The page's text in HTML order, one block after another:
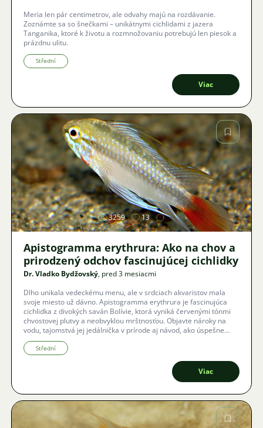
Meria len pár centimetrov, ale odvahy majú na rozdávanie.
Zoznámte sa so šnečkami – unikátnymi cichlidami z jazera
Tanganika, ktoré k životu a rozmnožovaniu potrebujú len piesok a
prázdnu ulitu.
Střední
Viac
Obrázok
3259 13
Apistogramma erythrura: Ako na chov a
prirodzený odchov fascinujúcej cichlidky
Dr. Vladko Bydžovský, pred 3 mesiacmi
Dlho unikala vedeckému menu, ale v srdciach akvaristov mala
svoje miesto už dávno. Apistogramma erythrura je fascinujúca
cichlidka z divokých saván Bolívie, ktorá vyniká červenými tónmi
chvostovej plutvy a neobvyklou mrštnosťou. Objavte nároky na
vodu, tajomstvá jej jedálnička v prírode aj návod, ako úspešne
odchovať zdravú generáciu v domácich podmienkach.
Střední
Viac